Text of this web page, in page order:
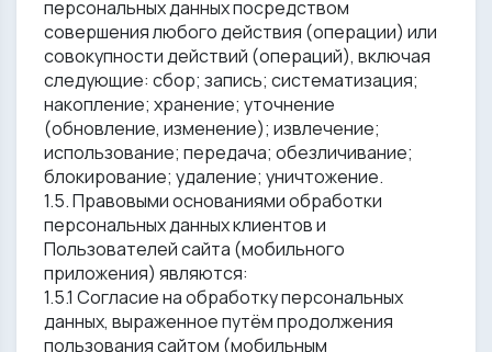
персональных данных посредством
совершения любого действия (операции) или
совокупности действий (операций), включая
следующие: сбор; запись; систематизация;
накопление; хранение; уточнение
(обновление, изменение); извлечение;
использование; передача; обезличивание;
блокирование; удаление; уничтожение.
1.5. Правовыми основаниями обработки
персональных данных клиентов и
Пользователей сайта (мобильного
приложения) являются:
1.5.1 Согласие на обработку персональных
данных, выраженное путём продолжения
пользования сайтом (мобильным